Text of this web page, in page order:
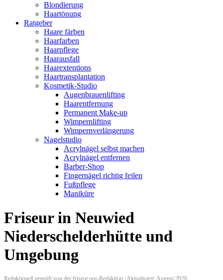
Blondierung
Haartönung
Ratgeber
Haare färben
Haarfarben
Haarpflege
Haarausfall
Haarextentions
Haartransplantation
Kosmetik-Studio
Augenbrauenlifting
Haarentfernung
Permanent Make-up
Wimpernlifting
Wimpernverlängerung
Nagelstudio
Acrylnägel selbst machen
Acrylnägel entfernen
Barber-Shop
Fingernägel richtig feilen
Fußpflege
Maniküre
Friseur in Neuwied
Niederschelderhütte und
Umgebung
Redaktionell geprüft von der friseur.org-Redaktion | Aktualisiert: August 2026